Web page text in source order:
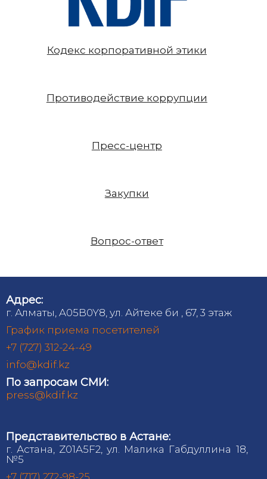
Кодекс корпоративной этики
Противодействие коррупции
Пресс-центр
Закупки
Вопрос-ответ
Адрес:
г. Алматы, A05B0Y8, ул. Айтеке би , 67, 3 этаж
График приема посетителей
+7 (727) 312-24-49
info@kdif.kz
По запросам СМИ:
press@kdif.kz
Представительство в Астане:
г. Астана, Z01A5F2, ул. Малика Габдуллина 18,
№5